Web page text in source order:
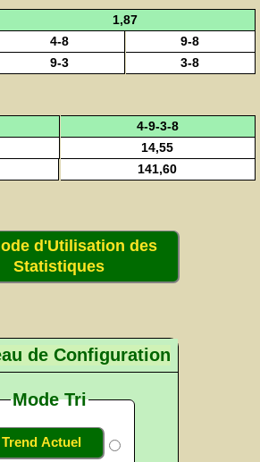
1,87
4-8
9-8
9-3 3-8
4-9-3-8
14,55
141,60
d'Utilisation des
Statistiques
de Configuration
Mode Tri
Trend Actuel